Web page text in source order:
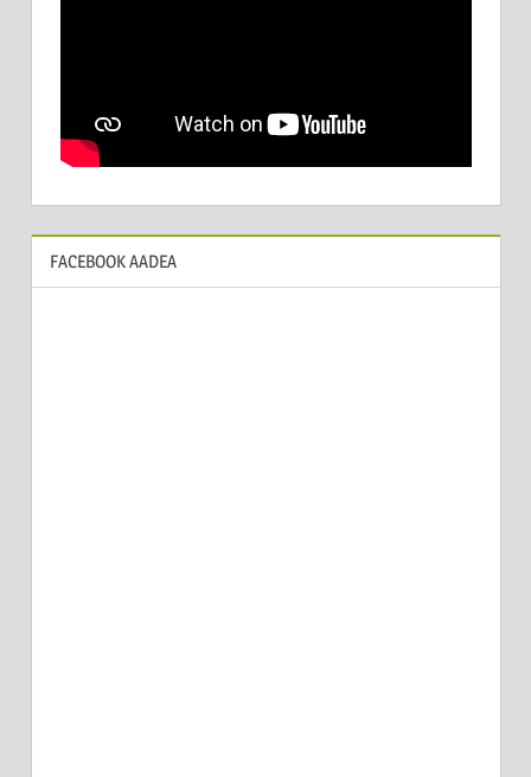
FACEBOOK AADEA